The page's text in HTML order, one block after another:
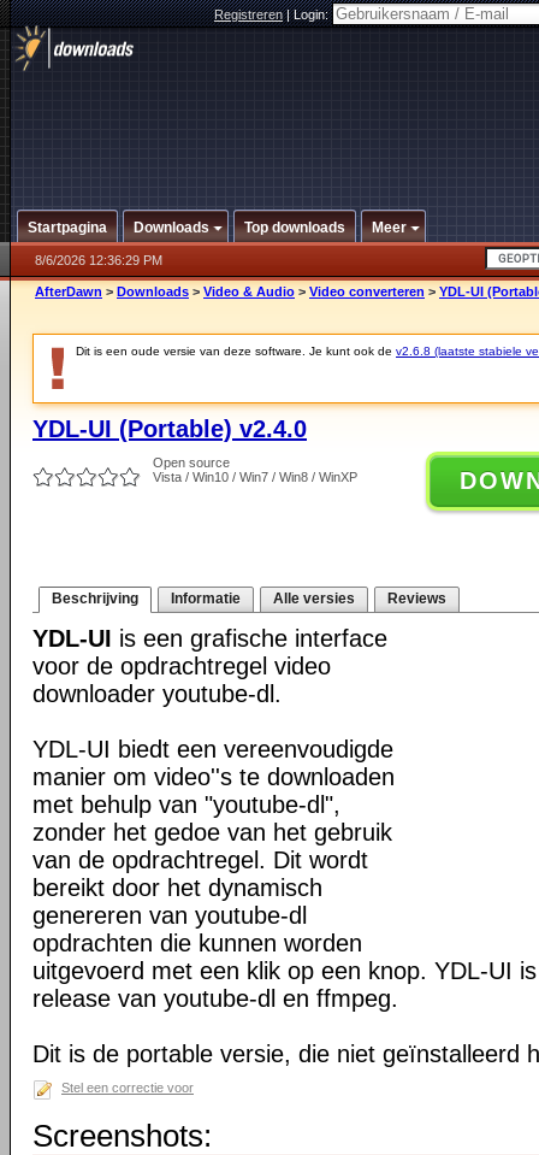
Registreren|Login:
Startpagina Downloads Top downloads Meer
8/6/2026 12:36:29 PM
AfterDawn > Downloads > Video & Audio > Video converteren > YDL-UI
Dit is een oude versie van deze software. Je kunt ook de v2.6.8 (laatste stabiele
YDL-UI (Portable) v2.4.0
Open source
Vista / Win10 / Win7 / Win8 / WinXP
Beschrijving Informatie Alle versies Reviews
YDL-UI is een grafische interface
voor de opdrachtregel video
downloader youtube-dl.
YDL-UI biedt een vereenvoudigde
manier om video''s te downloaden
met behulp van "youtube-dl",
zonder het gedoe van het gebruik
van de opdrachtregel. Dit wordt
bereikt door het dynamisch
genereren van youtube-dl
opdrachten die kunnen worden
uitgevoerd met een klik op een knop. YDL-UI
release van youtube-dl en ffmpeg.
Dit is de portable versie, die niet geïnstalleerd
Stel een correctie voor
Screenshots: